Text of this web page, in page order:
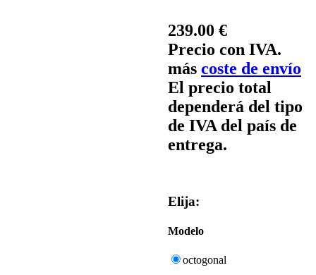
239.00 €
Precio con IVA.
más coste de envío
El precio total
dependerá del tipo
de IVA del país de
entrega.
Elija:
Modelo
octogonal